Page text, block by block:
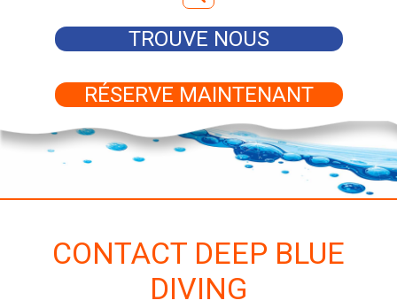
TROUVE NOUS
RÉSERVE MAINTENANT
CONTACT DEEP BLUE
DIVING